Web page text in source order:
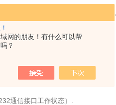
网的朋友！有什么可以帮
？
的温度，并同时可以在显示屏上显示
通信接口工作状态）.